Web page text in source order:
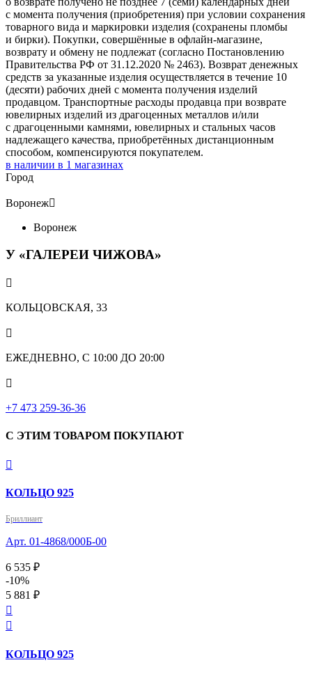
с момента получения (приобретения) при условии сохранения
товарного вида и маркировки изделия (сохранены пломбы
и бирки). Покупки, совершённые в офлайн-магазине,
возврату и обмену не подлежат (согласно Постановлению
Правительства РФ от 31.12.2020 № 2463). Возврат денежных
средств за указанные изделия осуществляется в течение 10
(десяти) рабочих дней с момента получения изделий
продавцом. Транспортные расходы продавца при возврате
ювелирных изделий из драгоценных металлов и/или
с драгоценными камнями, ювелирных и стальных часов
надлежащего качества, приобретённых дистанционным
способом, компенсируются покупателем.
в наличии в 1 магазинах
Город
Воронеж
Воронеж
У «ГАЛЕРЕИ ЧИЖОВА»

КОЛЬЦОВСКАЯ, 33

ЕЖЕДНЕВНО, С 10:00 ДО 20:00

‎+7 473 259-36-36
С ЭТИМ ТОВАРОМ ПОКУПАЮТ

КОЛЬЦО 925
Бриллиант
Арт. 01-4868/000Б-00
6 535 ₽
-10%
5 881 ₽


КОЛЬЦО 925